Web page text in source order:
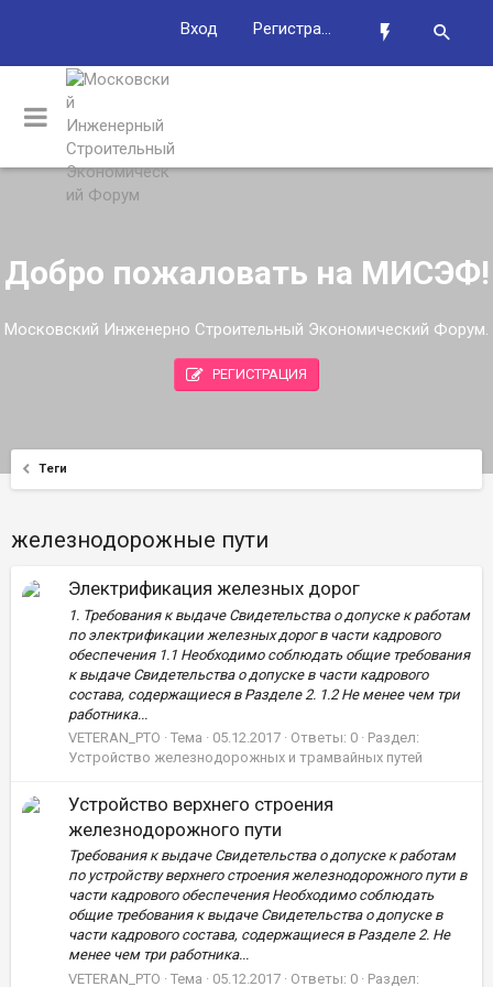
Вход Регистрация
Добро пожаловать на МИСЭФ!
Московский Инженерно Строительный Экономический Форум.
РЕГИСТРАЦИЯ
Теги
железнодорожные пути
Электрификация железных дорог
1. Требования к выдаче Свидетельства о допуске к работам
по электрификации железных дорог в части кадрового
обеспечения 1.1 Необходимо соблюдать общие требования
к выдаче Свидетельства о допуске в части кадрового
состава, содержащиеся в Разделе 2. 1.2 Не менее чем три
работника...
VETERAN_PTO
Тема 05.12.2017 Ответы: 0
Раздел:
Устройство железнодорожных и трамвайных путей
Устройство верхнего строения
железнодорожного пути
Требования к выдаче Свидетельства о допуске к работам
по устройству верхнего строения железнодорожного пути в
части кадрового обеспечения Необходимо соблюдать
общие требования к выдаче Свидетельства о допуске в
части кадрового состава, содержащиеся в Разделе 2. Не
менее чем три работника...
VETERAN_PTO
Тема 05.12.2017 Ответы: 0 Раздел: